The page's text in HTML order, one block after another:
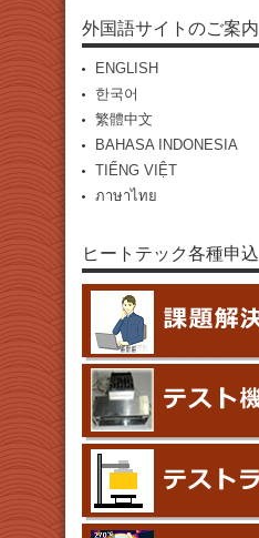
外国語サイトのご案内
ENGLISH
한국어
繁體中文
BAHASA INDONESIA
TIẾNG VIỆT
ภาษาไทย
ヒートテック各種申込